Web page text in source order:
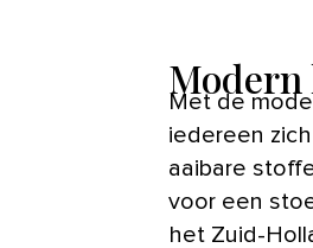
Met de modern landelijke woonstijl creëer je een interieur waarin
iedereen
aaibare
voor een
het Zuid-